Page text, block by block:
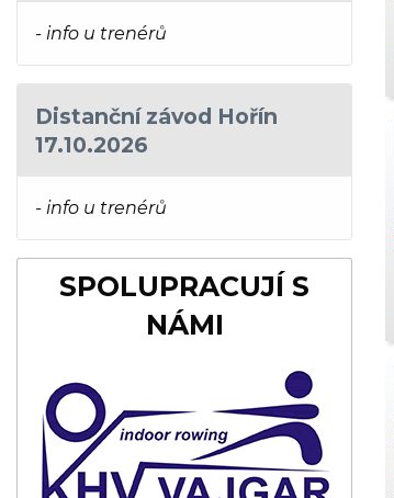
- info u trenérů
Distanční závod Hořín
17.10.2026
- info u trenérů
SPOLUPRACUJÍ S
NÁMI